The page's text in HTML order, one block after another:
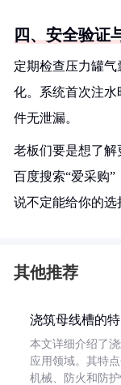
四、安全验证
定期检查压力罐
化。系统首次注
件无泄漏。
老板们要是想了
百度搜索“爱采购”
说不定能给你的选
其他推荐
浇筑母线槽的
本文详细介绍了
应用领域。其特
机械、防火和防